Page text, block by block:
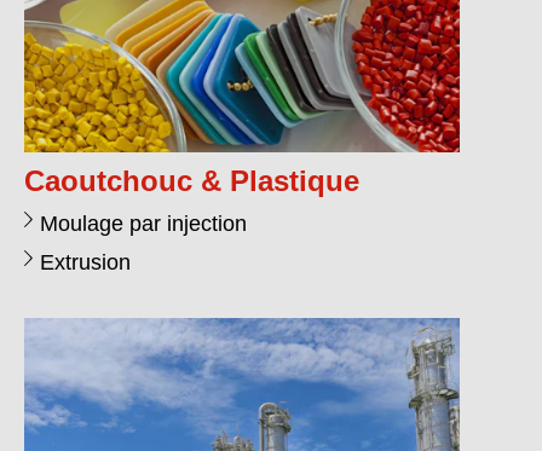
Caoutchouc & Plastique
Moulage par injection
Extrusion